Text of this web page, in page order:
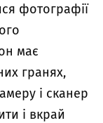
фотографії
має
гранях,
і сканер
і вкрай